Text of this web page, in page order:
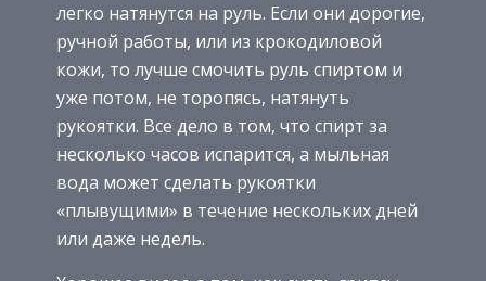
легко натянутся на руль. Если они дорогие,
ручной работы, или из крокодиловой
кожи, то лучше смочить руль спиртом и
уже потом, не торопясь, натянуть
рукоятки. Все дело в том, что спирт за
несколько часов испарится, а мыльная
вода может сделать рукоятки
«плывущими» в течение нескольких дней
или даже недель.